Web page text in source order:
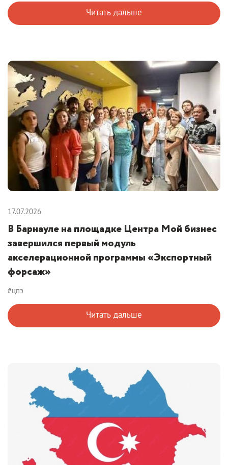
Читать дальше
17.07.2026
В Барнауле на площадке Центра Мой бизнес
завершился первый модуль
акселерационной программы «Экспортный
форсаж»
#цпэ
Читать дальше